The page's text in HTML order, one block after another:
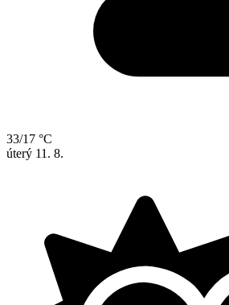
33/17 °C
úterý 11. 8.